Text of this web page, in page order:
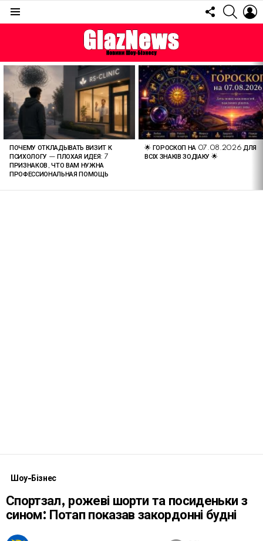
FOLLOW
US
ОСТАННІ
СТАТТІ
ПОЧЕМУ ОТКЛАДЫВАТЬ ВИЗИТ К
ПСИХОЛОГУ — ПЛОХАЯ ИДЕЯ: 7
ПРИЗНАКОВ, ЧТО ВАМ НУЖНА
ПРОФЕССИОНАЛЬНАЯ ПОМОЩЬ
🌟 ГОРОСКОП НА 07.08.2026 ДЛЯ
ВСІХ ЗНАКІВ ЗОДІАКУ 🌟
Шоу-Бізнес
Спортзал, рожеві шорти та посиденьки з
сином: Потап показав закордонні будні